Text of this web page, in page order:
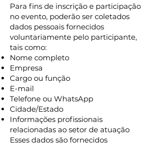
Para fins de inscrição e participação
no evento, poderão ser coletados
dados pessoais fornecidos
voluntariamente pelo participante,
tais como:
Nome completo
Empresa
Cargo ou função
E-mail
Telefone ou WhatsApp
Cidade/Estado
Informações profissionais
relacionadas ao setor de atuação
Esses dados são fornecidos